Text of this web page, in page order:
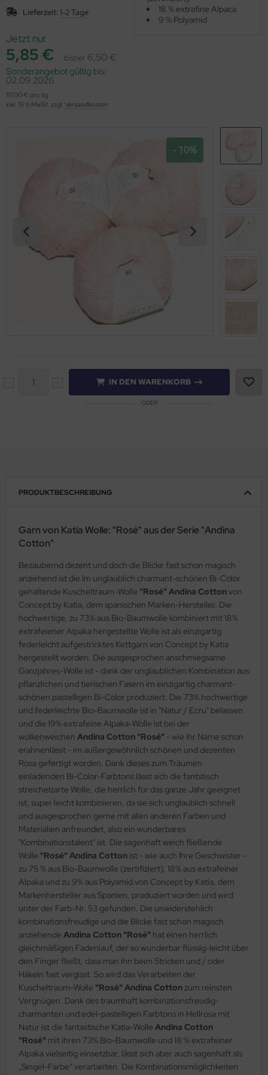
Lieferzeit: 1-2 Tage
Jetzt nur
5,85 € bisher 6,50 €
Sonderangebot gültig bis:
02.09.2026
117,00 € pro kg
inkl. 19 % MwSt. zzgl. Versandkosten
18 % extrafine Alpaca
9 % Polyamid
- 10%
IN DEN WARENKORB
ODER
PRODUKTBESCHREIBUNG
Garn von Katia Wolle: "Rosé" aus der Serie "Andina
Cotton"
Bezaubernd dezent und doch die Blicke fast schon magisch
anziehend ist die Im unglaublich charmant-schönen Bi-Color
gehaltende Kuscheltraum-Wolle “Rosé“ Andina Cottonvon
Concept by Katia, dem spanischen Marken-Hersteller. Die
hochwertige, zu 73% aus Bio-Baumwolle kombiniert mit 18%
extrafeiener Alpaka hergestellte Wolle ist als einzigartig
federleicht aufgestricktes Kettgarn von Concept by Katia
hergestellt worden. Die ausgesprochen anschmiegsame
Ganzjahres-Wolle ist - dank der unglaublichen Kombination aus
pflanzlichen und tierischen Fasern im einzigartig charmant-
schönen pastelligen Bi-Color produziert. Die 73% hochwertige
und federleichte Bio-Baumwolle ist in "Natur / Ecru" belassen
und die 19% extrafeine Alpaka-Wolle ist bei der
wolkenweichen Andina Cotton "Rosé" - wie ihr Name schon
erahnenlässt - im außergewöhnlich schönen und dezenten
Rosa gefertigt worden. Dank dieses zum Träumen
einladenden Bi-Color-Farbtons lässt sich die fantstisch
streichelzarte Wolle, die herrlich für das ganze Jahr geeignet
ist, super leicht kombinieren, da sie sich unglaublich schnell
und ausgesprochen gerne mit allen anderen Farben und
Materialien anfreundet, also ein wunderbares
"Kombinationstalent" ist. Die sagenhaft weich fließende
Wolle "Rosé" Andina Cotton ist - wie auch Ihre Geschwister -
zu 75 % aus Bio-Baumwolle (zertifiziert), 18% aus extrafeiner
Alpaka und zu 9% aus Polyamid von Concept by Katia, dem
Markenhersteller aus Spanien, produziert worden und wird
unter der Farb-Nr. 53 gefunden. Die unwiderstehlich
kombinationsfreudige und die Blicke fast schon magisch
anziehende Andina Cotton "Rosé" hat einen herrlich
gleichmäßigen Fadenlauf, der so wunderbar flüssig-leicht über
den Finger fließt, dass man ihn beim Stricken und / oder
Häkeln fast vergisst. So wird das Verarbeiten der
Kuscheltraum-Wolle "Rosé" Andina Cottonzum reinsten
Vergnügen. Dank des traumhaft kombinationsfreudig-
charmanten und edel-pastelligen Farbtons in Hellrosa mit
Natur ist die fantastische Katia-Wolle Andina Cotton
"Rosé" mit ihren 73% Bio-Baumwolle und 18 % extrafeiner
Alpaka vielseitig einsetzbar, lässt sich aber auch sagenhaft als
„Singel-Farbe“ verarbeiten. Die Kombinationsmöglichkeiten
(276)